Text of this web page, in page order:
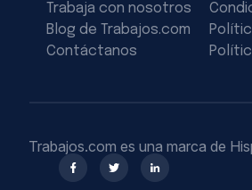
Trabaja con nosotros
Blog de Trabajos.com
Contáctanos
Trabajos.com es una marca de